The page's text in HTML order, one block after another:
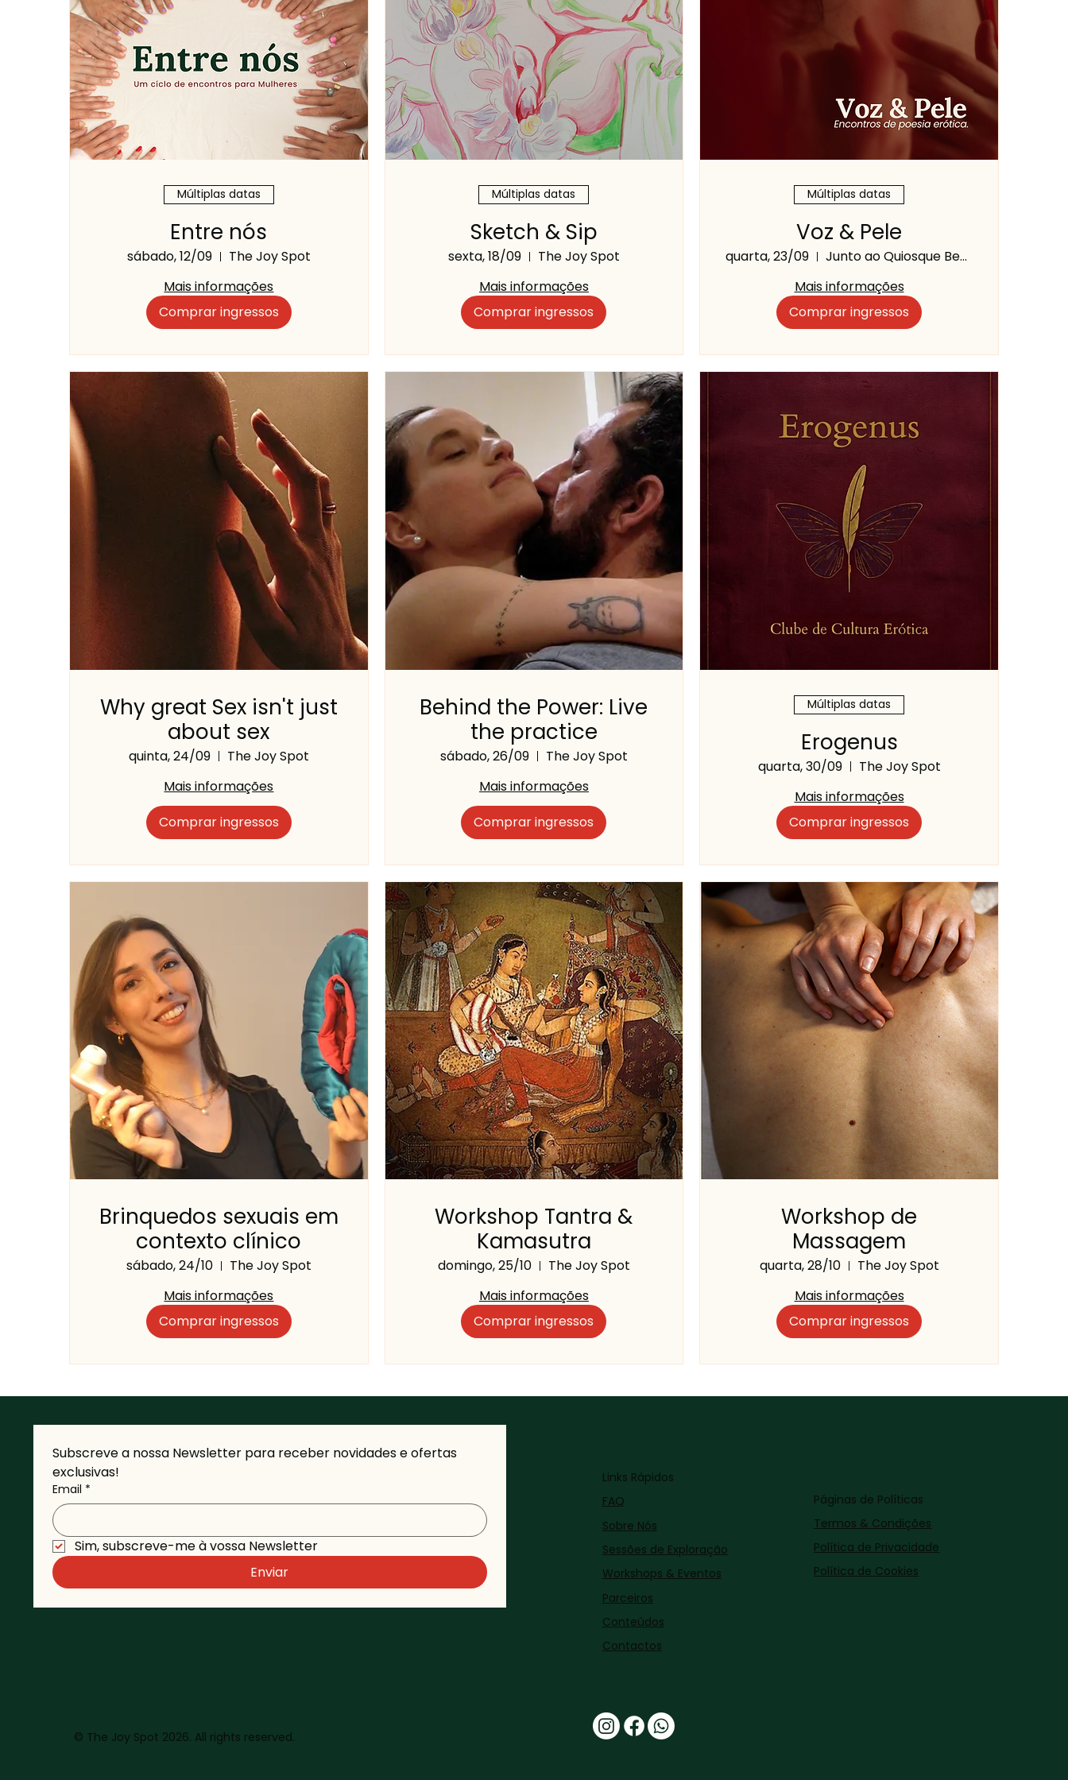
Múltiplas datas
Entre nós
sábado, 12/09
The Joy Spot
Mais informações
Comprar ingressos
Múltiplas datas
Sketch & Sip
sexta, 18/09
The Joy Spot
Mais informações
Comprar ingressos
Múltiplas datas
Voz & Pele
quarta, 23/09
Junto ao Quiosque Beca Beca
Mais informações
Comprar ingressos
Why great Sex isn't just
about sex
quinta, 24/09
The Joy Spot
Mais informações
Comprar ingressos
Behind the Power: Live
the practice
sábado, 26/09
The Joy Spot
Mais informações
Comprar ingressos
Múltiplas datas
Erogenus
quarta, 30/09
The Joy Spot
Mais informações
Comprar ingressos
Brinquedos sexuais em
contexto clínico
sábado, 24/10
The Joy Spot
Mais informações
Comprar ingressos
Workshop Tantra &
Kamasutra
domingo, 25/10
The Joy Spot
Mais informações
Comprar ingressos
Workshop de
Massagem
quarta, 28/10
The Joy Spot
Mais informações
Comprar ingressos
© The Joy Spot 2026. All rights reserved.
Páginas de Políticas
Termos & Condições
Política de Privacidade
Política de Cookies
Links Rápidos
FAQ
Sobre Nós
Sessões de Exploração
Workshops & Eventos
Parceiros
Conteúdos
Contactos
Subscreve a nossa Newsletter para receber novidades e ofertas
exclusivas!
Email *
Sim, subscreve-me à vossa Newsletter
Enviar